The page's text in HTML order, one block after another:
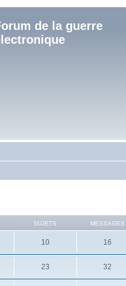
de la guerre
SUJETS MESSAGES
10 16
23 32